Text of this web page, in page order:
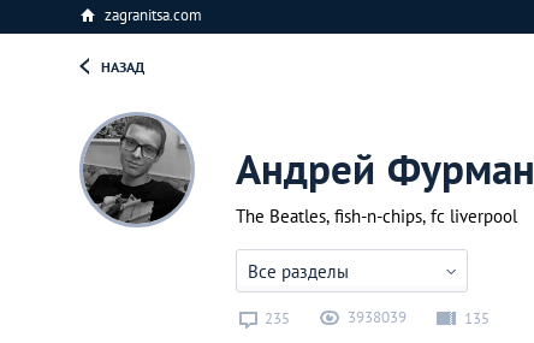
zagranitsa.com
НАЗАД
Андрей Фурман
The Beatles, fish-n-chips, fc liverpool
Все разделы
235 3938039 135